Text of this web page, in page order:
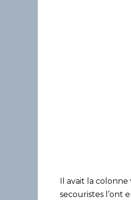
Il avait la
secouristes l’ont